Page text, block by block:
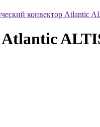
конвектор Atlantic